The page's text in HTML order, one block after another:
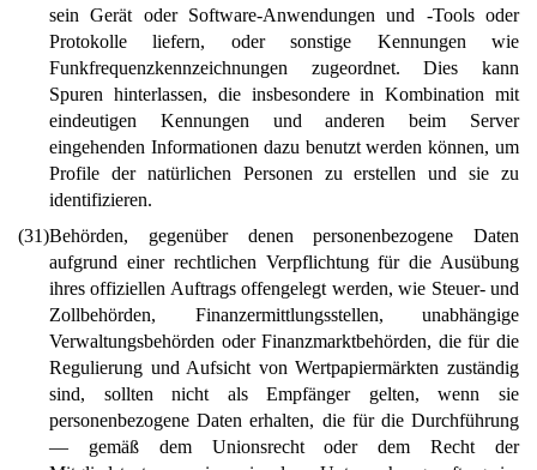
sein Gerät oder Software-Anwendungen und -Tools oder
Protokolle liefern, oder sonstige Kennungen wie
Funkfrequenzkennzeichnungen zugeordnet. Dies kann
Spuren hinterlassen, die insbesondere in Kombination mit
eindeutigen Kennungen und anderen beim Server
eingehenden Informationen dazu benutzt werden können, um
Profile der natürlichen Personen zu erstellen und sie zu
identifizieren.
(31)Behörden, gegenüber denen personenbezogene Daten
aufgrund einer rechtlichen Verpflichtung für die Ausübung
ihres offiziellen Auftrags offengelegt werden, wie Steuer- und
Zollbehörden, Finanzermittlungsstellen, unabhängige
Verwaltungsbehörden oder Finanzmarktbehörden, die für die
Regulierung und Aufsicht von Wertpapiermärkten zuständig
sind, sollten nicht als Empfänger gelten, wenn sie
personenbezogene Daten erhalten, die für die Durchführung
— gemäß dem Unionsrecht oder dem Recht der